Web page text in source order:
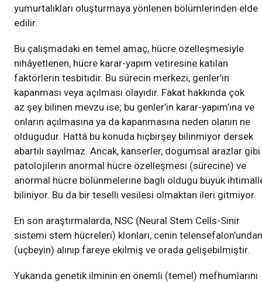
yumurtalıkları oluşturmaya yönlenen bölümlerinden elde
edilir.
Bu çalışmadaki en temel amaç, hücre özelleşmesiyle
nihâyetlenen, hücre karar-yapım vetiresine katılan
faktörlerin tesbitidir. Bu sürecin merkezi, genler’in
kapanması veya açılması olayıdır. Fakat hakkında çok
az şey bilinen mevzu ise; bu genler’in karar-yapım’ına ve
onların açılmasına ya da kapanmasına neden olanın ne
oldugudur. Hattâ bu konuda hiçbirşey bilinmiyor dersek
abartılı sayılmaz. Ancak, kanserler, dogumsal arazlar gibi
patolojilerin anormal hücre özelleşmesi (sürecine) ve
anormal hücre bölünmelerine baglı oldugu büyük
biliniyor. Bu da bir teselli vesilesi olmaktan ileri gitmiyor.
En son araştırmalarda, NSC (Neural Stem Cells-Sinir
sistemi stem hücreleri) klonları, cenin telensefalon’undan
(uçbeyin) alınıp fareye ekilmiş ve orada gelişebilmiştir.
Yukarıda genetik ilminin en önemli (temel) mefhumlarını